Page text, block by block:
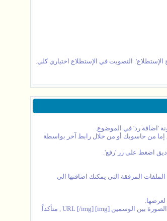
التصويت في الإستطلاع اختياري كلي.
'اضافة رد' في الموضوع.
من حاسوبك أو من خلال رابط آخر بواسطة
اضغط على زر 'رفع'.
المرفقة التي يمكنك اضافتها الى
لتضمين صورة لم ترفعها كملف مرفق و مكانها على موقع انترنت آخر يمكنك عمل ذلك بواسطة نسخ رابط الصورة كاملاً أما بالضغط على أيقونة 'ادخال صورة' أو بواسطة ادخال رابط الصورة بين الوسمين [img] URL [/img] , متأكداً